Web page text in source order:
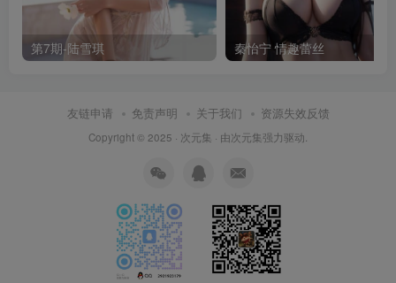
第7期-陆雪琪 秦怡宁 情趣蕾丝
友链申请 免责声明 关于我们 资源失效反馈
Copyright © 2025 · 次元集 · 由次元集强力驱动.